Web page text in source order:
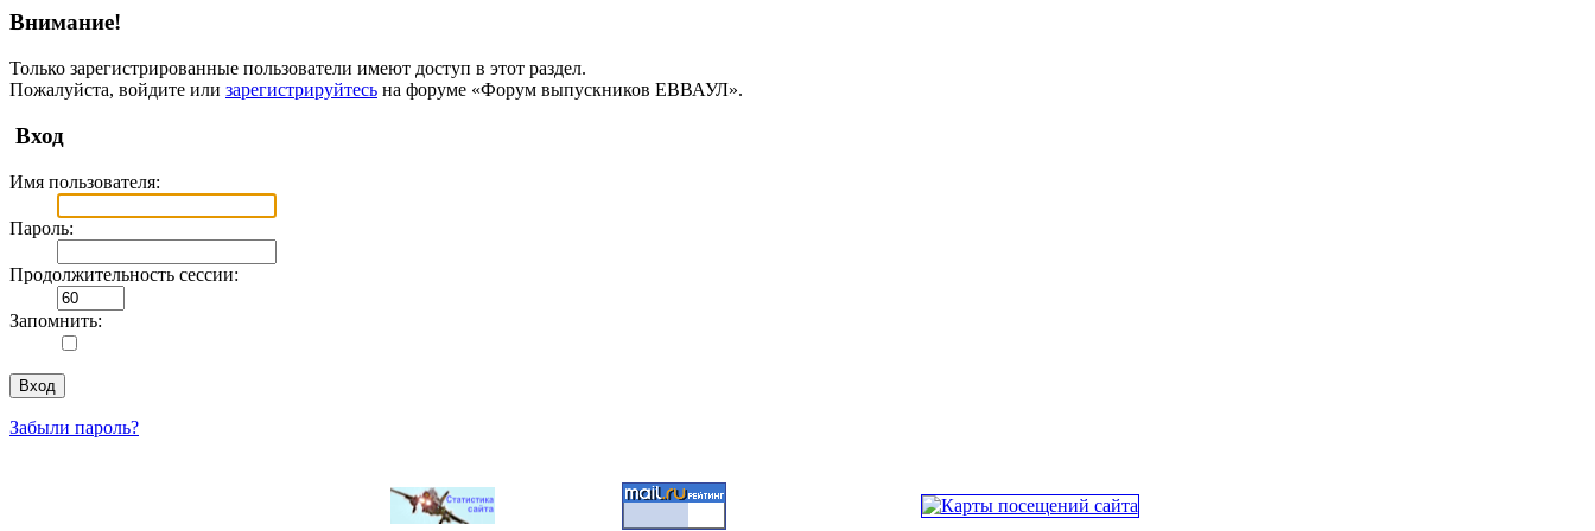
Внимание!
Только зарегистрированные пользователи имеют доступ в этот раздел.
Пожалуйста, войдите или зарегистрируйтесь на форуме «Форум выпускников ЕВВАУЛ».
Вход
Имя пользователя:
Пароль:
Продолжительность сессии:
Запомнить:
Забыли пароль?